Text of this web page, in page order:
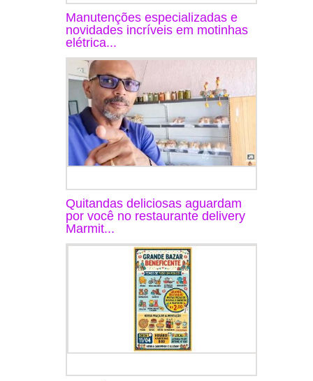
Manutenções especializadas e
novidades incríveis em motinhas
elétrica...
Quitandas deliciosas aguardam
por você no restaurante delivery
Marmit...